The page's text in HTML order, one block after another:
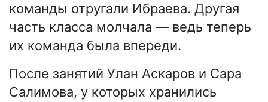
команды отругали Ибраева. Другая
часть класса молчала — ведь теперь
их команда была впереди.
После занятий Улан Аскаров и Сара
Салимова, у которых хранились